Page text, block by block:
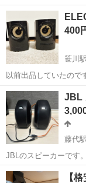
400
笹川駅
以前出品していたので
絡も無かった為再出品致します ノークレームノー
お願いします 定型文で
茨城 神栖市
JBL
藤代駅
JBLのスピーカーです
的綺麗かと思います。
茨城 取手市 藤
【